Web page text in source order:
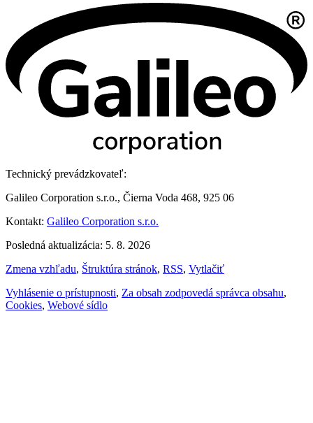
Technický prevádzkovateľ:
Galileo Corporation s.r.o., Čierna Voda 468, 925 06
Kontakt: Galileo Corporation s.r.o.
Posledná aktualizácia: 5. 8. 2026
Zmena vzhľadu, Štruktúra stránok, RSS, Vytlačiť
Vyhlásenie o prístupnosti, Za obsah zodpovedá správca obsahu,
Cookies, Webové sídlo